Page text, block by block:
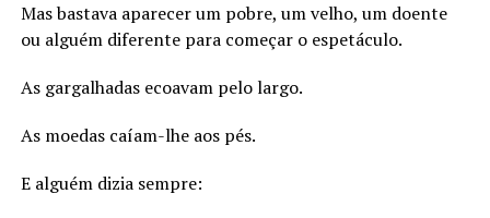
Mas bastava aparecer um pobre, um velho, um doente
ou alguém diferente para começar o espetáculo.
As gargalhadas ecoavam pelo largo.
As moedas caíam-lhe aos pés.
E alguém dizia sempre: